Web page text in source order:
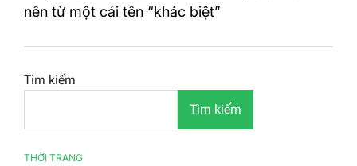
nên từ một cái tên “khác biệt”
Tìm kiếm
Tìm kiếm
THỜI TRANG